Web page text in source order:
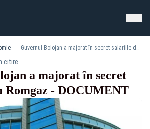
Guvernul Bolojan a majorat în secret salariile de la Romgaz - DOCUMENT
citire
a majorat în secret
Romgaz - DOCUMENT